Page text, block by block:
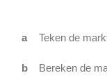
a Teken de
b Bereken de